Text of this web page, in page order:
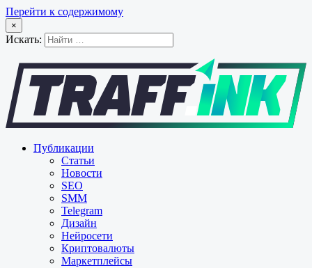
Перейти к содержимому
×
Искать:
Публикации
Статьи
Новости
SEO
SMM
Telegram
Дизайн
Нейросети
Криптовалюты
Маркетплейсы